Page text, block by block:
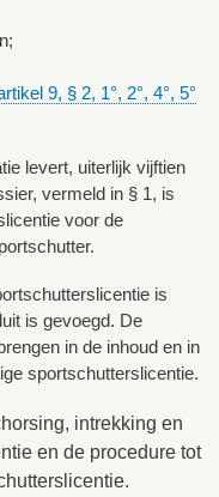
9, § 2, 1°, 2°, 4°, 5°
levert, uiterlijk vijftien
vermeld in § 1, is
voor de
is
is gevoegd. De
in de inhoud en in
sportschutterslicentie.
intrekking en
en de procedure tot